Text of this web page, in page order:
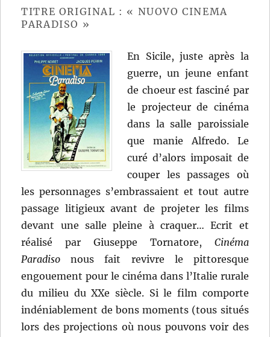
TITRE ORIGINAL : « NUOVO CINEMA
PARADISO »
En Sicile, juste après la
guerre, un jeune enfant
de choeur est fasciné par
le projecteur de cinéma
dans la salle paroissiale
que manie Alfredo. Le
curé d’alors imposait de
couper les passages où
les personnages s’embrassaient et tout autre
passage litigieux avant de projeter les films
devant une salle pleine à craquer… Ecrit et
réalisé par Giuseppe Tornatore, Cinéma
Paradiso nous fait revivre le pittoresque
engouement pour le cinéma dans l’Italie rurale
du milieu du XXe siècle. Si le film comporte
indéniablement de bons moments (tous situés
lors des projections où nous pouvons voir des